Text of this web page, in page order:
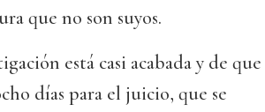
que no son suyos.
está casi acabada y de que
días para el juicio, que se